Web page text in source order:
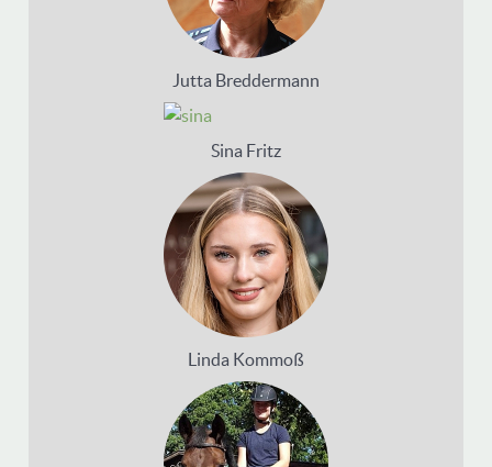
Jutta Breddermann
Sina Fritz
Linda Kommoß